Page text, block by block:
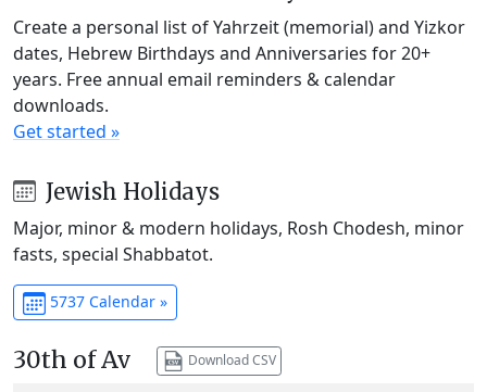
Create a personal list of Yahrzeit (memorial) and Yizkor
dates, Hebrew Birthdays and Anniversaries for 20+
years. Free annual email reminders & calendar
downloads.
Get started »
Jewish Holidays
Major, minor & modern holidays, Rosh Chodesh, minor
fasts, special Shabbatot.
5737 Calendar »
30th of Av Download CSV